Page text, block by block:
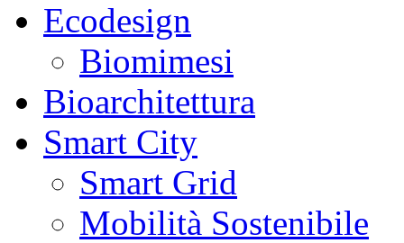
Ecodesign
Biomimesi
Bioarchitettura
Smart City
Smart Grid
Mobilità Sostenibile